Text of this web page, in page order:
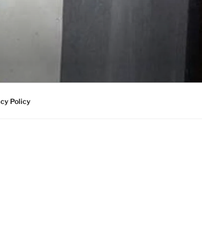
Policy